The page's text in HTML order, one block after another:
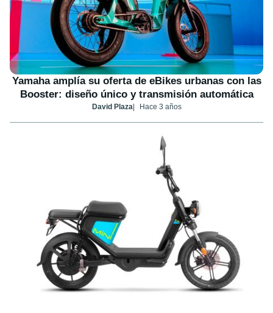
Yamaha amplía su oferta de eBikes urbanas con las
Booster: diseño único y transmisión automática
David Plaza Hace 3 años